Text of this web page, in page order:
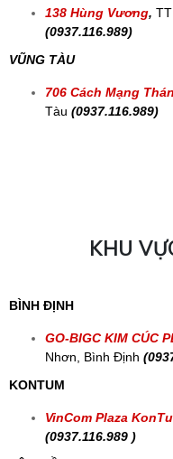
138 Hùng Vương,
(0937.116.989)
VŨNG TÀU
706 Cách Mạng
Tàu (0937.116.989)
KHU
BÌNH ĐỊNH
GO-BIGC KIM CÚC
Nhơn, Bình Định
KONTUM
VinCom Plaza
(0937.116.989 )